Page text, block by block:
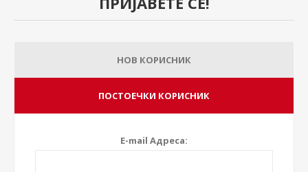
НОВ КОРИСНИК
ПОСТОЕЧКИ КОРИСНИК
E-mail Адреса: